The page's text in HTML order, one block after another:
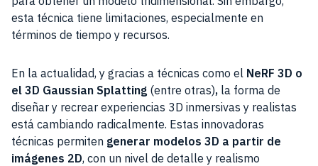
esta técnica tiene limitaciones, especialmente en
términos de tiempo y recursos.
En la actualidad, y gracias a técnicas como el NeRF 3D o
el 3D Gaussian Splatting (entre otras), la forma de
diseñar y recrear experiencias 3D inmersivas y realistas
está cambiando radicalmente. Estas innovadoras
técnicas permiten generar modelos 3D a partir de
imágenes 2D, con un nivel de detalle y realismo